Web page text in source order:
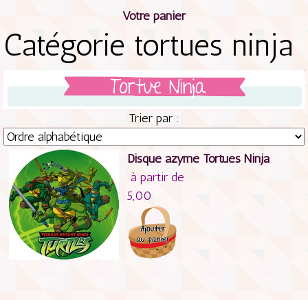
Votre panier
Catégorie tortues ninja
Trier par :
Disque azyme Tortues Ninja
à partir de
5,00